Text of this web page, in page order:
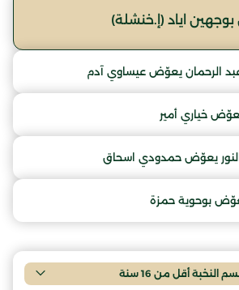
اياد (إ.خنشلة)
الرحمان يعوّض عيساوي آدم
خياري أمير
النور يعوّض حمدودي اسحاق
بوحوية حمزة
النخبة أقل من 16 سنة